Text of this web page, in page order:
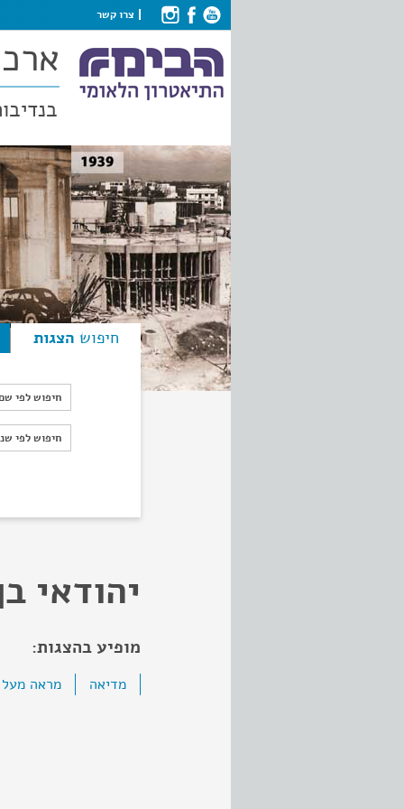
צרו קשר
חיפוש הצגות
חיפוש לפי
חיפוש לפי
חיפוש לפי
יהודאי
מופיע בהצגות:
מדיאה מראה